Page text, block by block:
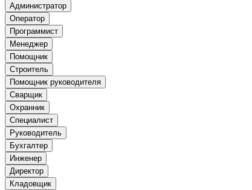
Администратор
Оператор
Программист
Менеджер
Помощник
Строитель
Помощник руководителя
Сварщик
Охранник
Специалист
Руководитель
Бухгалтер
Инженер
Директор
Кладовщик